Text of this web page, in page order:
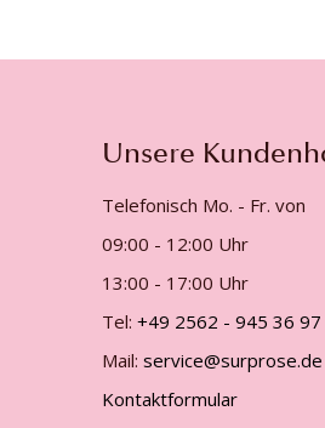
Unsere
Telefonisch Mo. - Fr. von
09:00 - 12:00 Uhr
13:00 - 17:00 Uhr
Tel: +49 2562 - 945 36 97
Mail: service@surprose.de
Kontaktformular